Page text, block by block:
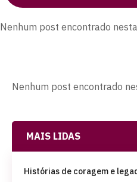
Nenhum post encontrado
Nenhum post encontrado
MAIS LIDAS
Histórias de coragem e